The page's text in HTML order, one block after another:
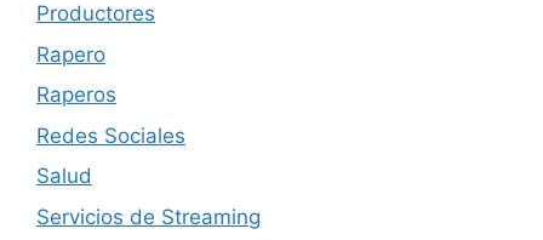
Productores
Rapero
Raperos
Redes Sociales
Salud
Servicios de Streaming